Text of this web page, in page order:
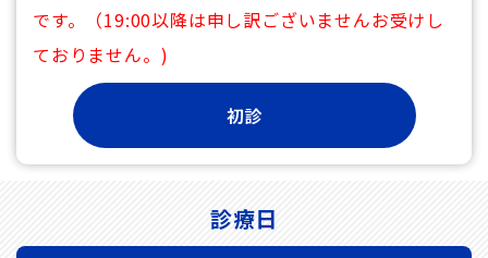
です。（19:00以降は申し訳ございませんお受けし
ておりません。)
診療日